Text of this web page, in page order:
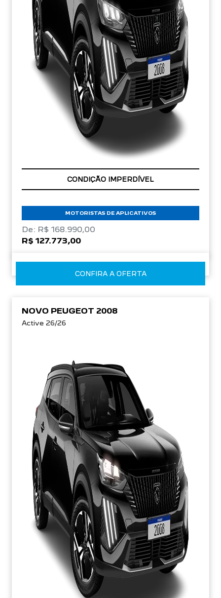
APROVEITE!
MOTORISTAS DE APLICATIVOS
De: R$ 168.990,00
R$ 127.773,00
CONFIRA A OFERTA
NOVO PEUGEOT 2008
Active 26/26